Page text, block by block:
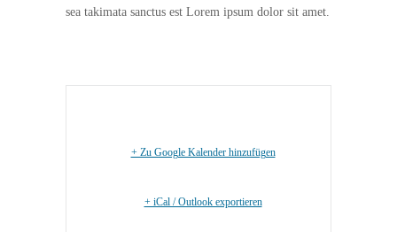
sea takimata sanctus est Lorem ipsum dolor sit amet.
+ Zu Google Kalender hinzufügen
+ iCal / Outlook exportieren